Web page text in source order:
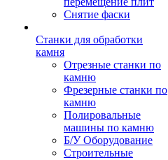
Снятие фаски
Станки для обработки
камня
Отрезные станки по
камню
Фрезерные станки по
камню
Полировальные
машины по камню
Б/У Оборудование
Строительные